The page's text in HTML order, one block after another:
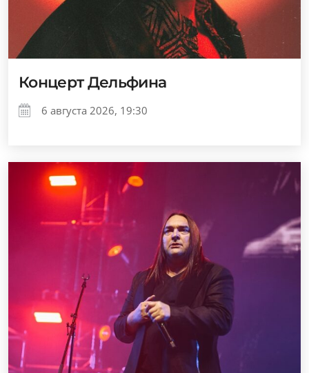
Концерт Дельфина
6 августа 2026, 19:30